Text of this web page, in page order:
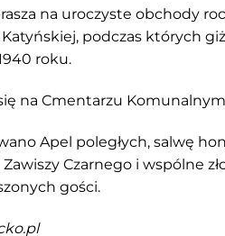
na uroczyste obchody
podczas których
roku.
na Cmentarzu Komunalnym
Apel poległych, salwę
Czarnego i wspólne
gości.